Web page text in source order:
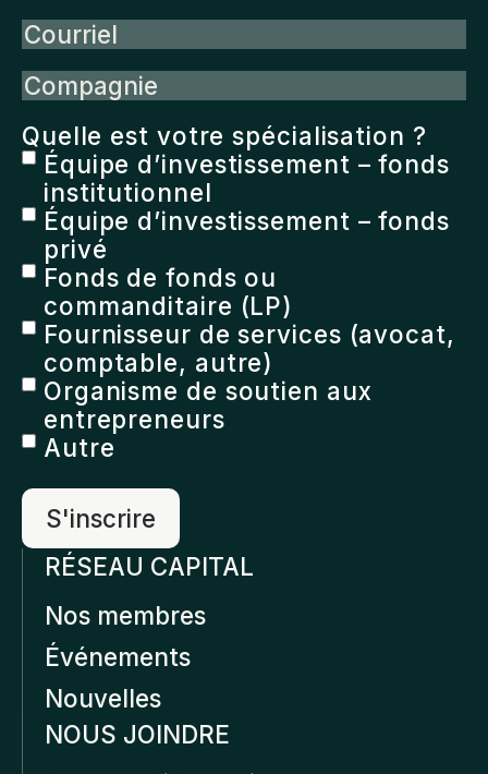
Courriel
Compagnie
Quelle est votre spécialisation ?
Équipe d’investissement – fonds
institutionnel
Équipe d’investissement – fonds
privé
Fonds de fonds ou
commanditaire (LP)
Fournisseur de services (avocat,
comptable, autre)
Organisme de soutien aux
entrepreneurs
Autre
RÉSEAU CAPITAL
Nos membres
Événements
Nouvelles
NOUS JOINDRE